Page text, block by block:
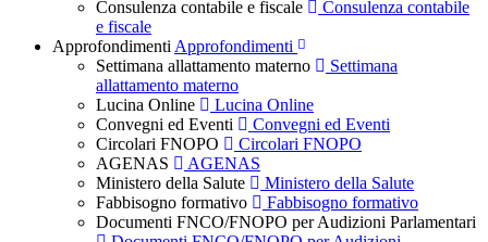
Consulenza contabile e fiscale
Consulenza contabile
e fiscale
Approfondimenti Approfondimenti
Settimana allattamento materno
Settimana
allattamento materno
Lucina Online
Lucina Online
Convegni ed Eventi
Convegni ed Eventi
Circolari FNOPO
Circolari FNOPO
AGENAS
AGENAS
Ministero della Salute
Ministero della Salute
Fabbisogno formativo
Fabbisogno formativo
Documenti FNCO/FNOPO per Audizioni Parlamentari